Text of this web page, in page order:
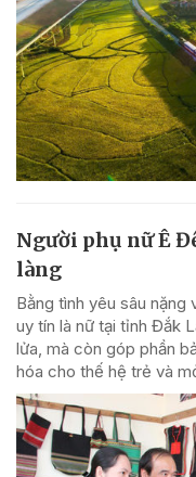
Người phụ nữ Ê
làng
Bằng tình yêu sâu
uy tín là nữ tại tỉnh Đắk
lửa, mà còn góp phần
hóa cho thế hệ trẻ và